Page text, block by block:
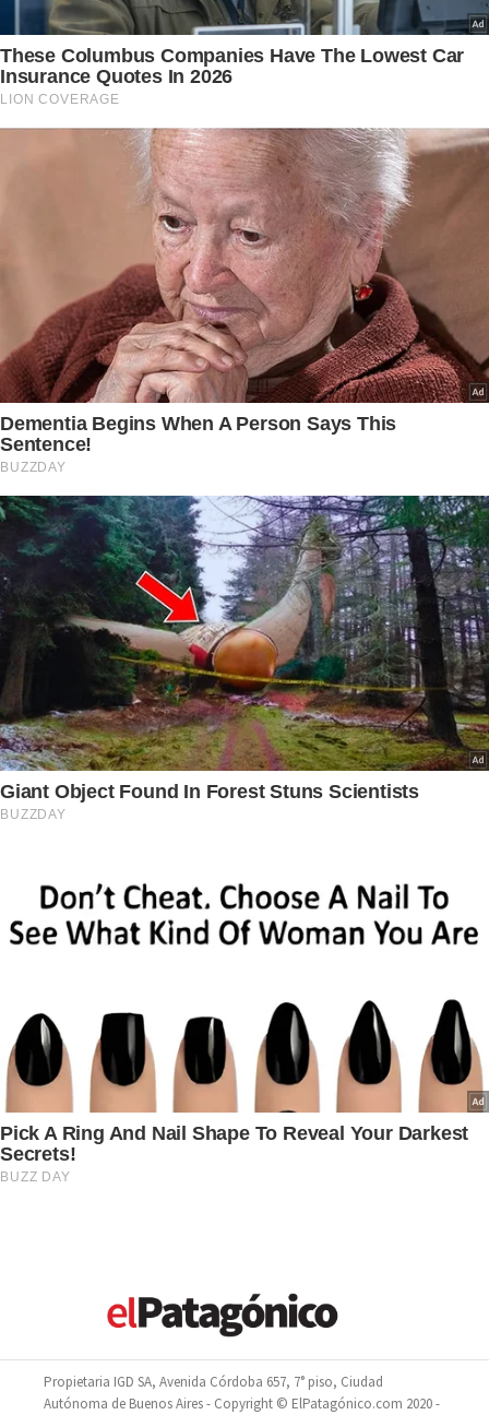
Propietaria IGD SA, Avenida Córdoba 657, 7° piso, Ciudad
Autónoma de Buenos Aires - Copyright © ElPatagónico.com 2020 -